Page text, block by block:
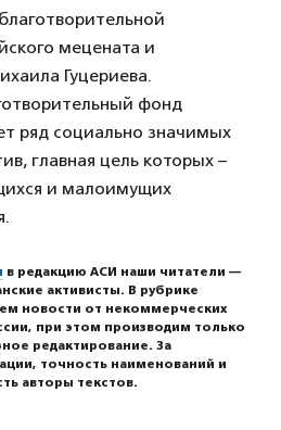
мецената и
Гуцериева.
фонд
ряд социально значимых
главная цель которых –
и малоимущих
в редакцию АСИ наши читатели —
активисты. В рубрике
новости от некоммерческих
при этом производим только
редактирование. За
точность наименований и
авторы текстов.